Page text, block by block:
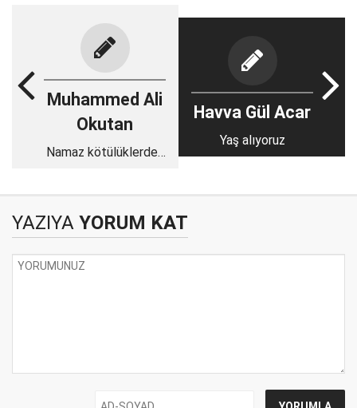
Muhammed Ali
Okutan
Namaz kötülüklerden
Havva Gül Acar
Yaş alıyoruz
YAZIYA YORUM KAT